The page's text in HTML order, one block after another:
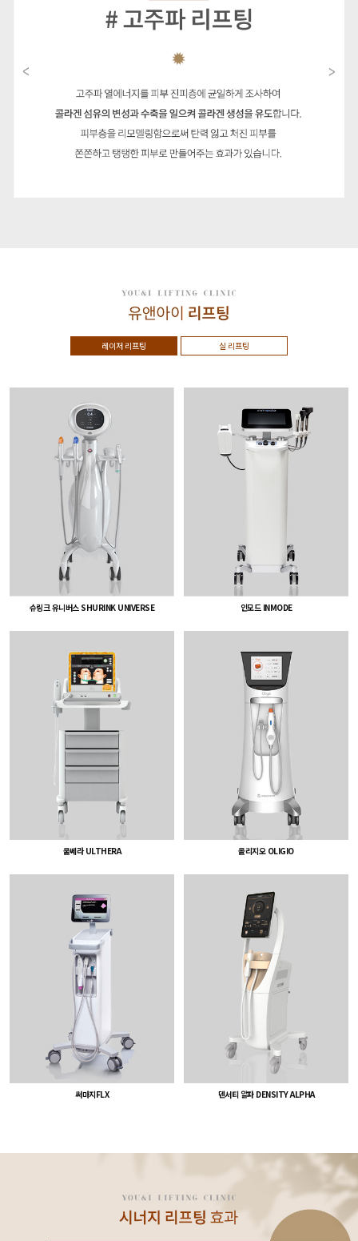
레이저 리프팅 실 리프팅
슈링크 유니버스 SHURINK UNIVERSE 인모드 INMODE
울쎄라 ULTHERA 올리지오 OLIGIO
써마지FLX 덴서티 알파 DENSITY ALPHA